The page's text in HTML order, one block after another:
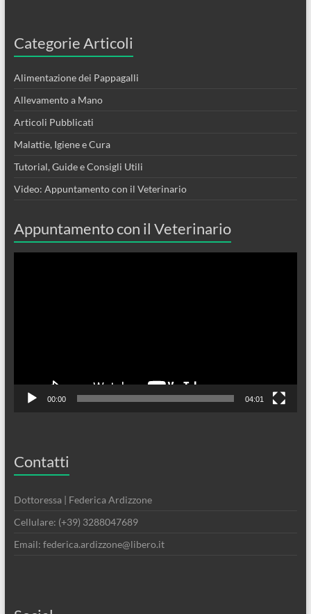
Categorie Articoli
Alimentazione dei Pappagalli
Allevamento a Mano
Articoli Pubblicati
Malattie, Igiene e Cura
Tutorial, Guide e Consigli Utili
Video: Appuntamento con il Veterinario
Appuntamento con il Veterinario
00:00 04:01
Contatti
Dottoressa | Federica Ardizzone
Cellulare: (+39) 3288047689
Email: federica.ardizzone@libero.it